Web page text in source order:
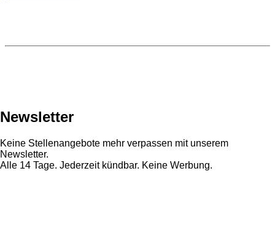
Newsletter
Keine Stellenangebote mehr verpassen mit unserem
Newsletter.
Alle 14 Tage. Jederzeit kündbar. Keine Werbung.